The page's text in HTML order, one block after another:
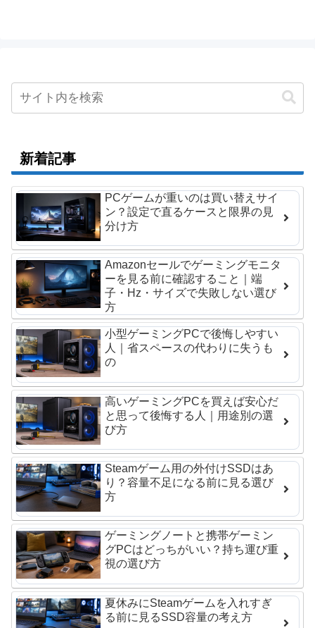
新着記事
PCゲームが重いのは買い替えサイ
ン？設定で直るケースと限界の見
分け方
Amazonセールでゲーミングモニタ
ーを見る前に確認すること｜端
子・Hz・サイズで失敗しない選び
方
小型ゲーミングPCで後悔しやすい
人｜省スペースの代わりに失うも
の
高いゲーミングPCを買えば安心だ
と思って後悔する人｜用途別の選
び方
Steamゲーム用の外付けSSDはあ
り？容量不足になる前に見る選び
方
ゲーミングノートと携帯ゲーミン
グPCはどっちがいい？持ち運び重
視の選び方
夏休みにSteamゲームを入れすぎ
る前に見るSSD容量の考え方